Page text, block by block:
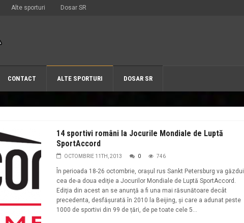
Alte sporturi Dosar SR
CONTACT ALTE SPORTURI DOSAR SR
14 sportivi români la Jocurile Mondiale de Luptă
SportAccord
OCTOMBRIE 11TH, 2013 0 746
În perioada 18-26 octombrie, oraşul rus Sankt Petersburg va găzdui
cea de-a doua ediţie a Jocurilor Mondiale de Luptă SportAccord.
Ediţia din acest an se anunţă a fi una mai răsunătoare decât
precedenta, desfășurată în 2010 la Beijing, şi care a adunat peste
1000 de sportivi din 99 de țări, de pe toate cele 5...